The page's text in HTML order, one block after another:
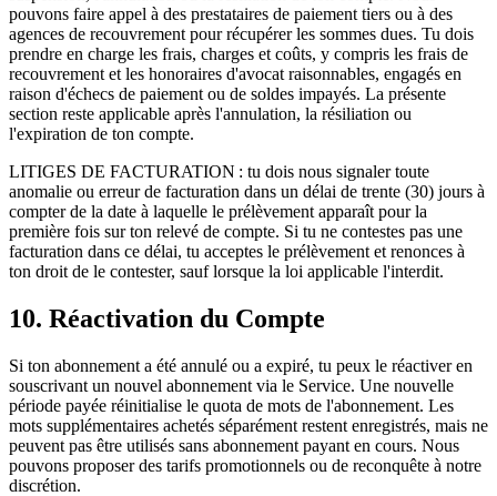
pouvons faire appel à des prestataires de paiement tiers ou à des
agences de recouvrement pour récupérer les sommes dues. Tu dois
prendre en charge les frais, charges et coûts, y compris les frais de
recouvrement et les honoraires d'avocat raisonnables, engagés en
raison d'échecs de paiement ou de soldes impayés. La présente
section reste applicable après l'annulation, la résiliation ou
l'expiration de ton compte.
LITIGES DE FACTURATION : tu dois nous signaler toute
anomalie ou erreur de facturation dans un délai de trente (30) jours à
compter de la date à laquelle le prélèvement apparaît pour la
première fois sur ton relevé de compte. Si tu ne contestes pas une
facturation dans ce délai, tu acceptes le prélèvement et renonces à
ton droit de le contester, sauf lorsque la loi applicable l'interdit.
10. Réactivation du Compte
Si ton abonnement a été annulé ou a expiré, tu peux le réactiver en
souscrivant un nouvel abonnement via le Service. Une nouvelle
période payée réinitialise le quota de mots de l'abonnement. Les
mots supplémentaires achetés séparément restent enregistrés, mais ne
peuvent pas être utilisés sans abonnement payant en cours. Nous
pouvons proposer des tarifs promotionnels ou de reconquête à notre
discrétion.